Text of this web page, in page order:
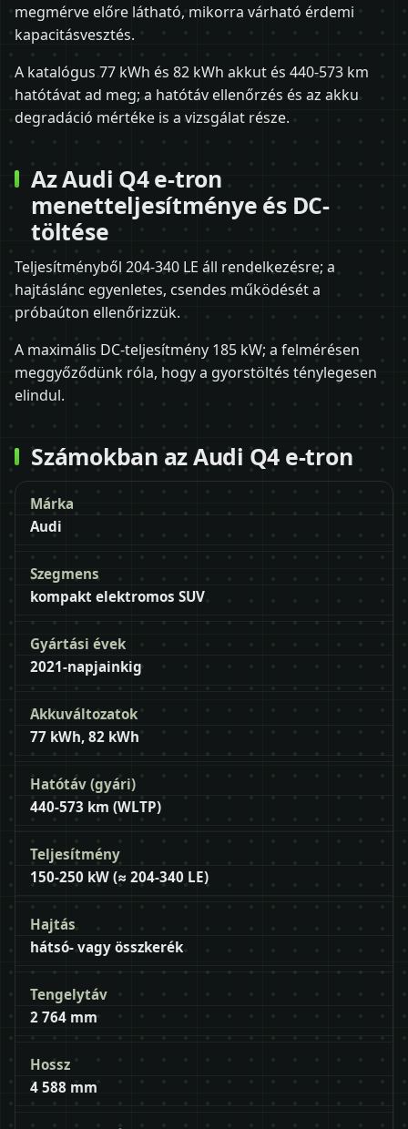
megmérve előre látható, mikorra várható érdemi
kapacitásvesztés.
A katalógus 77 kWh és 82 kWh akkut és 440-573 km
hatótávat ad meg; a hatótáv ellenőrzés és az akku
degradáció mértéke is a vizsgálat része.
Az Audi Q4 e-tron
menetteljesítménye és DC-
töltése
Teljesítményből 204-340 LE áll rendelkezésre; a
hajtáslánc egyenletes, csendes működését a
próbaúton ellenőrizzük.
A maximális DC-teljesítmény 185 kW; a felmérésen
meggyőződünk róla, hogy a gyorstöltés ténylegesen
elindul.
Számokban az Audi Q4 e-tron
Márka
Audi
Szegmens
kompakt elektromos SUV
Gyártási évek
2021-napjainkig
Akkuváltozatok
77 kWh, 82 kWh
Hatótáv (gyári)
440-573 km (WLTP)
Teljesítmény
150-250 kW (≈ 204-340 LE)
Hajtás
hátsó- vagy összkerék
Tengelytáv
2 764 mm
Hossz
4 588 mm